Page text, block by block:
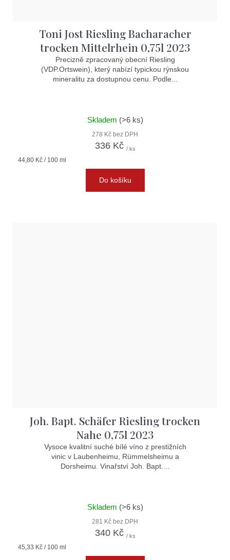
Toni Jost Riesling Bacharacher
trocken Mittelrhein 0,75l 2023
Precizně zpracovaný obecní Riesling
(VDP.Ortswein), který nabízí typickou rýnskou
mineralitu za dostupnou cenu. Podle...
Skladem (>6 ks)
278 Kč bez DPH
336 Kč / ks
Měrná
44,80 Kč / 100 ml
Do košíku
Joh. Bapt. Schäfer Riesling trocken
Nahe 0,75l 2023
Vysoce kvalitní suché bílé víno z prestižních
vinic v Laubenheimu, Rümmelsheimu a
Dorsheimu. Vinařství Joh. Bapt....
Skladem (>6 ks)
281 Kč bez DPH
340 Kč / ks
Měrná
45,33 Kč / 100 ml